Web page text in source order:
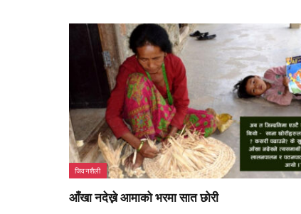
जिवनशैली
आँखा नदेख्ने आमाको भरमा सात छोरी